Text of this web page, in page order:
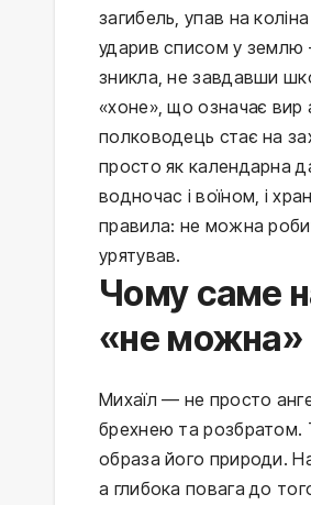
загибель, упав на
ударив списом у землю
зникла, не завдавши
«хоне», що означає вир
полководець стає на
просто як календарна
водночас і воїном, і
правила: не можна
урятував.
Чому саме
«не можна»
Михаїл — не просто
брехнею та розбратом.
образа його природи.
а глибока повага до